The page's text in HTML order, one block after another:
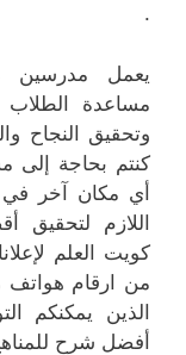
.
يعمل مدرسين
مساعدة الطلاب
وتحقيق النجاح
كنتم بحاجة إلى
أي مكان آخر في
اللازم لتحقيق
كويت العلم
من ارقام
الذين يمكنكم
أفضل شرح